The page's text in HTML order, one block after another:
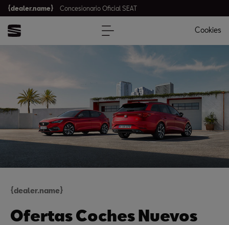
{dealer.name} Concesionario Oficial SEAT
Cookies
{dealer.name}
Ofertas Coches Nuevos